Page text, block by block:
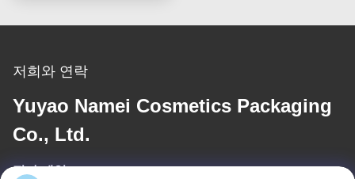
저희와 연락
Yuyao Namei Cosmetics Packaging
Co., Ltd.
전자 메일